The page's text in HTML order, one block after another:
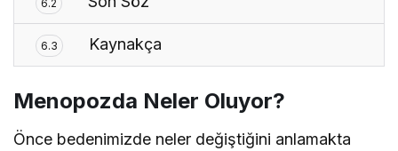
6.2
6.3 Kaynakça
Menopozda Neler Oluyor?
Önce bedenimizde neler değiştiğini anlamakta